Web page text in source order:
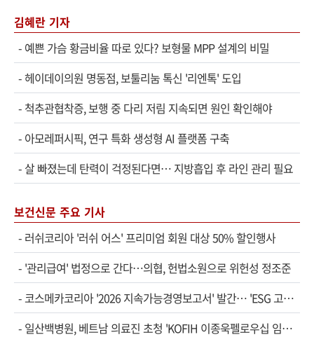
김혜란 기자
- 예쁜 가슴 황금비율 따로 있다? 보형물 MPP 설계의 비밀
-헤이데이의원 명동점, 보툴리눔 톡신 '리엔톡' 도입
- 척추관협착증, 보행 중 다리 저림 지속되면 원인 확인해야
- 아모레퍼시픽, 연구 특화 생성형 AI 플랫폼 구축
- 살 빠졌는데 탄력이 걱정된다면… 지방흡입 후 라인 관리 필요
보건신문 주요 기사
- 러쉬코리아 '러쉬 어스' 프리미엄 회원 대상 50% 할인행사
- '관리급여' 법정으로 간다…의협, 헌법소원으로 위헌성 정조준
- 코스메카코리아 '2026 지속가능경영보고서' 발간… 'ESG 고도화' 속도
- 일산백병원, 베트남 의료진 초청 'KOFIH 이종욱펠로우십 임상연수' 시작